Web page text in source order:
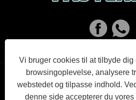
Vi bruger cookies til at tilbyde dig
browsingoplevelse, analysere
webstedet og tilpasse indhold.
denne side accepterer du vores
Links Sitemap RSS